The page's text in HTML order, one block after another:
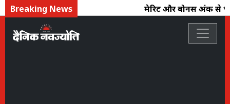
Breaking News मेरिट और बोनस अंक से भर्ती